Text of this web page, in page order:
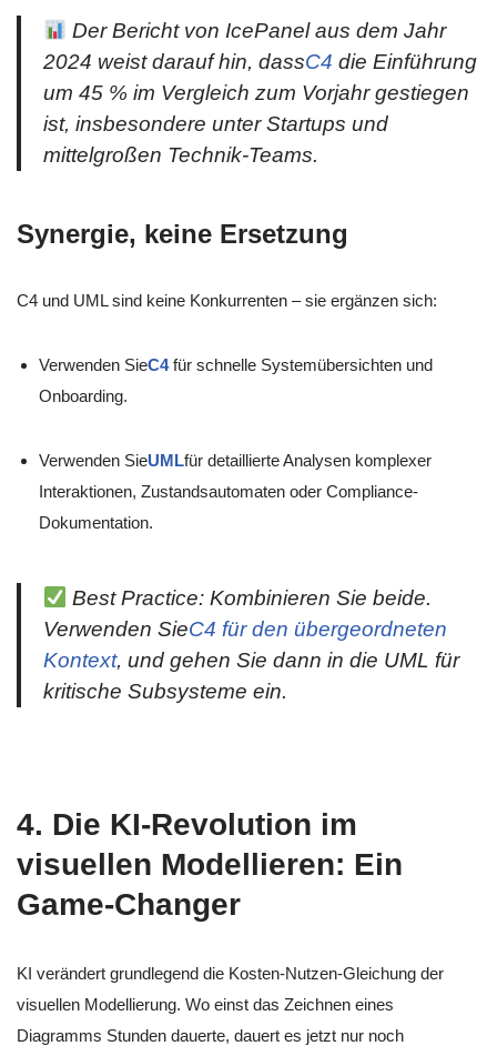
Der Bericht von IcePanel aus dem Jahr
2024 weist darauf hin, dassC4 die Einführung
um 45 % im Vergleich zum Vorjahr gestiegen
ist, insbesondere unter Startups und
mittelgroßen Technik-Teams.
Synergie, keine Ersetzung
C4 und UML sind keine Konkurrenten – sie ergänzen sich:
Verwenden SieC4 für schnelle Systemübersichten und
Onboarding.
Verwenden SieUMLfür detaillierte Analysen komplexer
Interaktionen, Zustandsautomaten oder Compliance-
Dokumentation.
Best Practice: Kombinieren Sie beide.
Verwenden SieC4 für den übergeordneten
Kontext, und gehen Sie dann in die UML für
kritische Subsysteme ein.
4. Die KI-Revolution im
visuellen Modellieren: Ein
Game-Changer
KI verändert grundlegend die Kosten-Nutzen-Gleichung der
visuellen Modellierung. Wo einst das Zeichnen eines
Diagramms Stunden dauerte, dauert es jetzt nur noch